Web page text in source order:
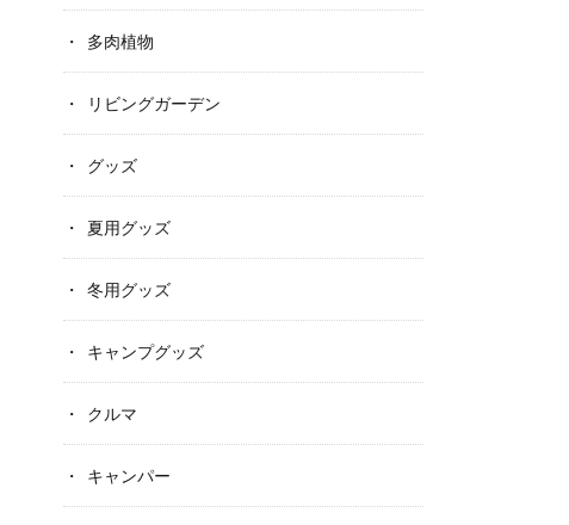
多肉植物
リビングガーデン
グッズ
夏用グッズ
冬用グッズ
キャンプグッズ
クルマ
キャンパー